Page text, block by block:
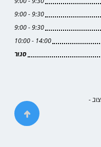
9:30 - 9:00
9:30 - 9:00
14:00 - 10:00
סגור
to top